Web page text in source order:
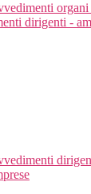
dirigenti -